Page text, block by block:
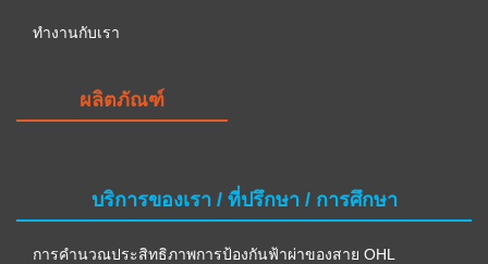
ทำงานกับเรา
ผลิตภัณฑ์
บริการของเรา / ที่ปรึกษา / การศึกษา
การคำนวณประสิทธิภาพการป้องกันฟ้าผ่าของสาย OHL